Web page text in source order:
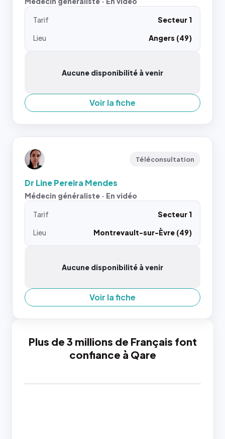
Tarif
Secteur 1
Lieu
Angers (49)
Aucune disponibilité à venir
Voir la fiche
Téléconsultation
Dr Line Pereira Mendes
Médecin généraliste · En vidéo
Tarif
Secteur 1
Lieu
Montrevault-sur-Èvre (49)
Aucune disponibilité à venir
Voir la fiche
Plus de 3 millions de Français font
confiance à Qare